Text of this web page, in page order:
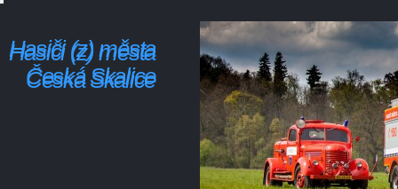
Hasiči (z) města
Česká Skalice
Hasiči (z) města
Česká Skalice